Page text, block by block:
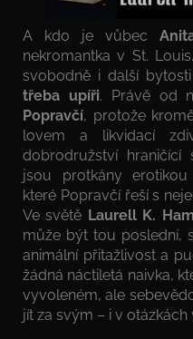
A kdo je vůbec
nekromantka v St.
svobodně i další
třeba upíři. Právě od
Popravčí, protože
lovem a likvidací
dobrodružství hraničící
jsou protkány
které Popravčí řeší s
Ve světě Laurell K.
může být tou poslední,
animální přitažlivost a
žádná náctiletá naivka,
vyvoleném, ale
jít za svým – i v otázkách